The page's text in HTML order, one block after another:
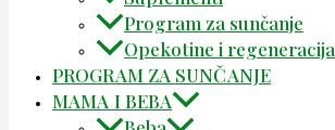
Program za sunčanje
Opekotine i regeneracija
PROGRAM ZA SUNČANJE
MAMA I BEBA